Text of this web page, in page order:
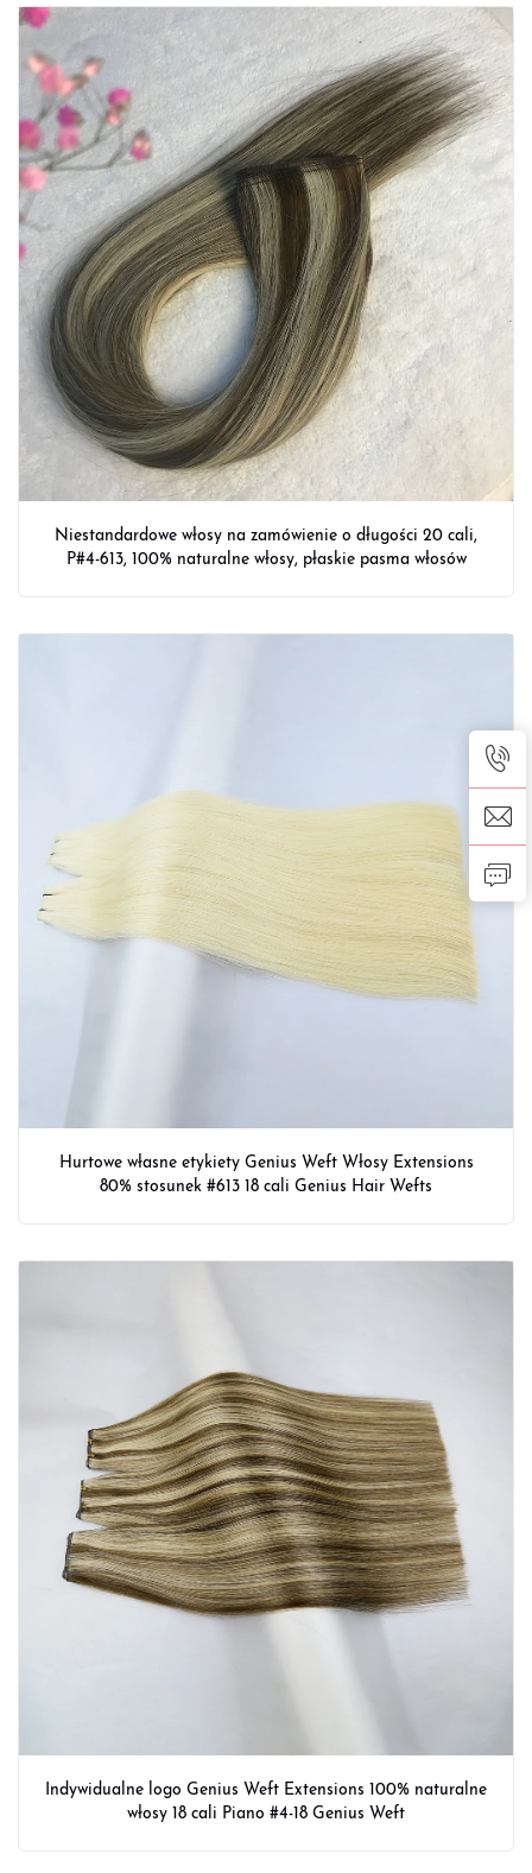
Niestandardowe włosy na zamówienie o długości 20 cali,
P#4-613, 100% naturalne włosy, płaskie pasma włosów
Hurtowe własne etykiety Genius Weft Włosy Extensions
80% stosunek #613 18 cali Genius Hair Wefts
Indywidualne logo Genius Weft Extensions 100% naturalne
włosy 18 cali Piano #4-18 Genius Weft